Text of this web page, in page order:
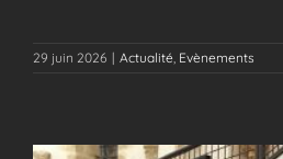
29 juin 2026 | Actualité, Evènements